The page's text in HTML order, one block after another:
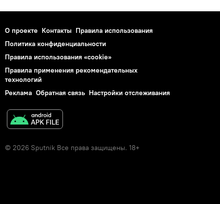
О проекте Контакты Правила использования
Политика конфиденциальности
Правила использования «cookie»
Правила применения рекомендательных
технологий
Реклама Обратная связь Настройки отслеживания
© 2026 Sputnik Все права защищены. 18+